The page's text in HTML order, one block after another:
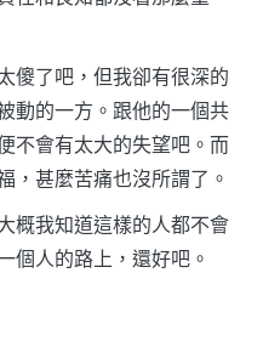
傻了吧，但我卻有很深的
動的一方。跟他的一個共
不會有太大的失望吧。而
，甚麼苦痛也沒所謂了。
概我知道這樣的人都不會
個人的路上，還好吧。